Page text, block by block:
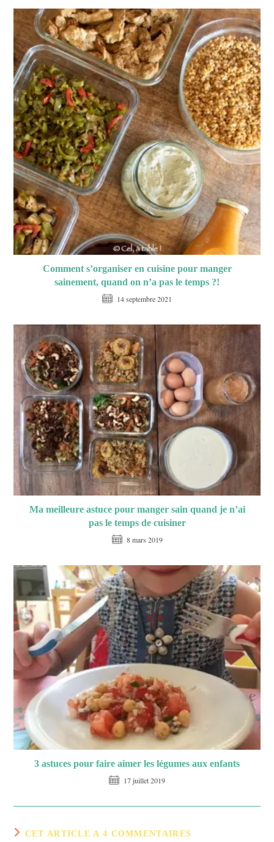
Comment s’organiser en cuisine pour manger
sainement, quand on n’a pas le temps ?!
14 septembre 2021
Ma meilleure astuce pour manger sain quand je n’ai
pas le temps de cuisiner
8 mars 2019
3 astuces pour faire aimer les légumes aux enfants
17 juillet 2019
CET ARTICLE A 4 COMMENTAIRES